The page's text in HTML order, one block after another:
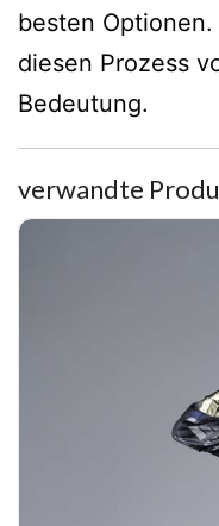
besten
diesen Prozess
Bedeutung.
verwandte